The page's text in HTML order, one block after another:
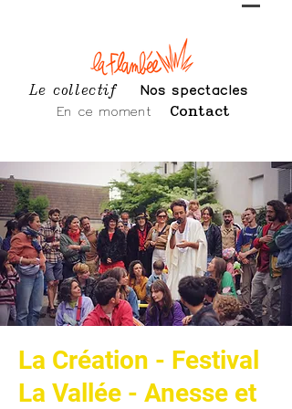
Le collectif
Nos spectacles
En ce moment
Contact
La Création - Festival
La Vallée - Anesse et